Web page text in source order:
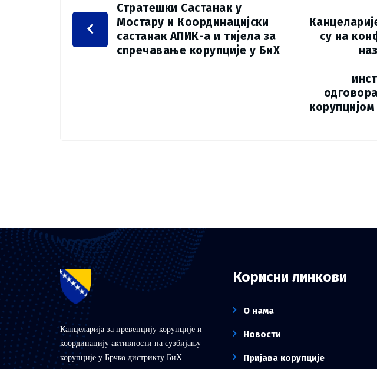
Стратешки Састанак у
Мостару и Координацијски
састанак АПИК-а и тијела за
спречавање корупције у БиХ
су на
Канцеларија за превенцију корупције и
координацију активности на сузбијању
корупције у Брчко дистрикту БиХ
Корисни линкови
О нама
Новости
Пријава корупције